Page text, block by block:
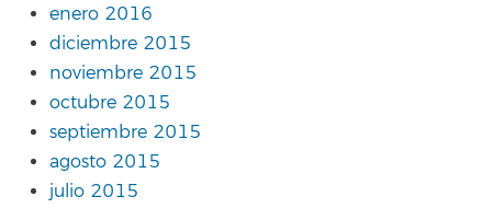
enero 2016
diciembre 2015
noviembre 2015
octubre 2015
septiembre 2015
agosto 2015
julio 2015